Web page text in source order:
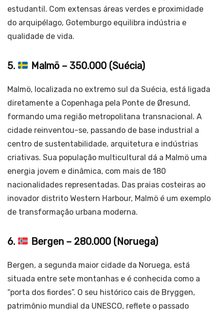
estudantil. Com extensas áreas verdes e proximidade
do arquipélago, Gotemburgo equilibra indústria e
qualidade de vida.
5. Malmö – 350.000 (Suécia)
Malmö, localizada no extremo sul da Suécia, está ligada
diretamente a Copenhaga pela Ponte de Øresund,
formando uma região metropolitana transnacional. A
cidade reinventou-se, passando de base industrial a
centro de sustentabilidade, arquitetura e indústrias
criativas. Sua população multicultural dá a Malmö uma
energia jovem e dinâmica, com mais de 180
nacionalidades representadas. Das praias costeiras ao
inovador distrito Western Harbour, Malmö é um exemplo
de transformação urbana moderna.
6. Bergen – 280.000 (Noruega)
Bergen, a segunda maior cidade da Noruega, está
situada entre sete montanhas e é conhecida como a
“porta dos fiordes”. O seu histórico cais de Bryggen,
patrimônio mundial da UNESCO, reflete o passado